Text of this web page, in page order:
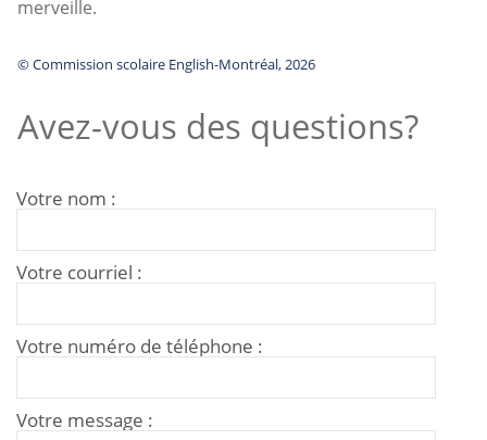
merveille.
© Commission scolaire English-Montréal, 2026
Avez-vous des questions?
Votre nom :
Votre courriel :
Votre numéro de téléphone :
Votre message :